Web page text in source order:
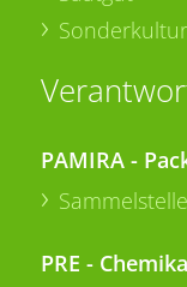
PAMIRA -
PRE -